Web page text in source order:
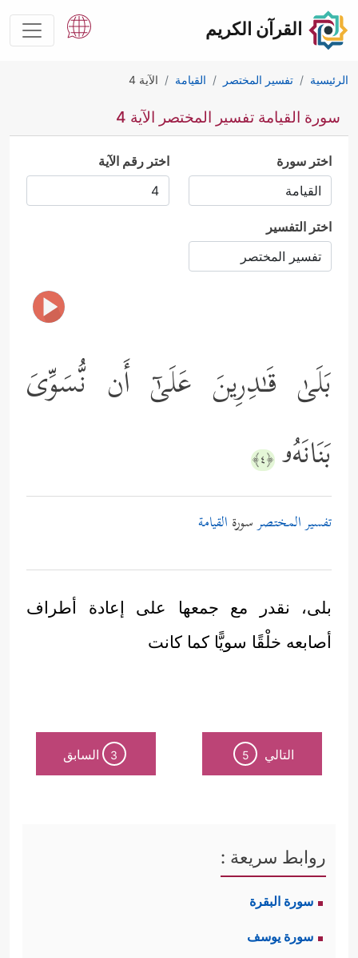
القرآن الكريم
الرئيسية تفسير المختصر القيامة الآية 4
سورة القيامة تفسير المختصر الآية 4
اختر سورة اختر رقم الآية
اختر التفسير
بَلَىٰ قَـٰدِرِینَ عَلَىٰۤ أَن نُّسَوِّیَ
بَنَانَهُۥ ﴿٤﴾
تفسير المختصرسورة القيامة
بلى، نقدر مع جمعها على إعادة أطراف
أصابعه خلْقًا سويًّا كما كانت
التالي 5
3 السابق
روابط سريعة :
سورة البقرة
سورة يوسف